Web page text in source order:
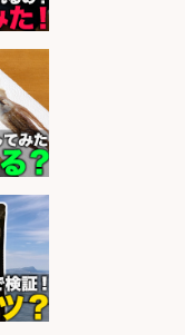
ス
ス
/